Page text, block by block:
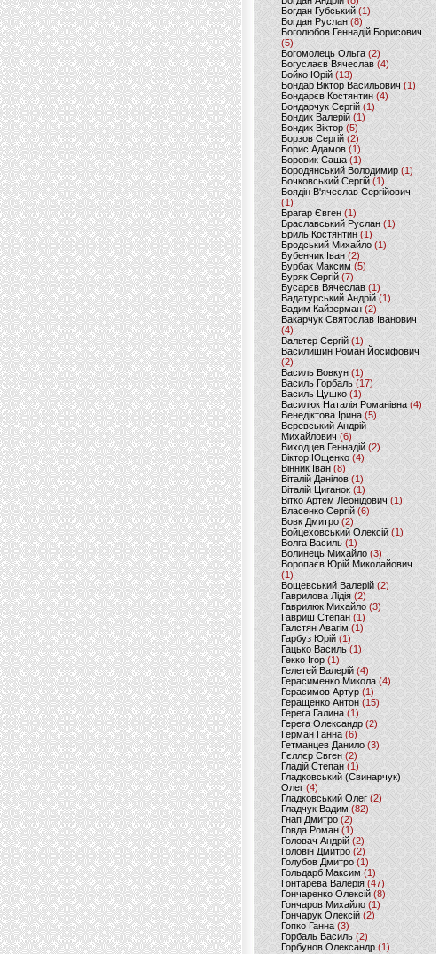
Богдан Губський (1)
Богдан Руслан(8)
Боголюбов Геннадій Борисович
(5)
Богомолець Ольга (2)
Богуслаєв Вячеслав (4)
Бойко Юрій (13)
Бондар Віктор Васильович (1)
Бондарєв Костянтин (4)
Бондарчук Сергій(1)
Бондик Валерій (1)
Бондик Віктор(5)
Борзов Сергiй (2)
Борис Адамов(1)
Боровик Саша (1)
Бородянський Володимир (1)
Бочковський Сергій (1)
Боядін В'ячеслав Сергійович
(1)
Брагар Євген (1)
Браславський Руслан (1)
Бриль Костянтин (1)
Бродський Михайло (1)
Бубенчик Іван(2)
Бурбак Максим (5)
Буряк Сергій (7)
Бусарєв Вячеслав (1)
Вадатурський Андрій (1)
Вадим Кайзерман (2)
Вакарчук Святослав Іванович
(4)
Вальтер Сергій (1)
Василишин Роман Йосифович
(2)
Василь Вовкун (1)
Василь Горбаль (17)
Василь Цушко (1)
Василюк Наталія Романівна (4)
Венедіктова Ірина(5)
Веревський Андрій
Михайлович (6)
Виходцев Геннадій (2)
Віктор Ющенко (4)
Вінник Іван (8)
Віталій Данілов (1)
Віталій Циганок (1)
Вітко Артем Леонідович(1)
Власенко Сергій (6)
Вовк Дмитро(2)
Войцеховський Олексій(1)
Волга Василь (1)
Волинець Михайло (3)
Воропаєв Юрій Миколайович
(1)
Вощевський Валерій(2)
Гаврилова Лідія (2)
Гаврилюк Михайло (3)
Гавриш Степан (1)
Галстян Авагім (1)
Гарбуз Юрій (1)
Гацько Василь (1)
Гекко Ігор(1)
Гелетей Валерій (4)
Герасименко Микола (4)
Герасимов Артур (1)
Геращенко Антон(15)
Герега Галина (1)
Герега Олександр (2)
Герман Ганна (6)
Гетманцев Данило (3)
Гєллєр Євген (2)
Гладій Степан(1)
Гладковський (Свинарчук)
Олег (4)
Гладковський Олег (2)
Гладчук Вадим (82)
Гнап Дмитро (2)
Говда Роман(1)
Головач Андрій (2)
Головін Дмитро (2)
Голубов Дмитро (1)
Гольдарб Максим(1)
Гонтарева Валерія (47)
Гончаренко Олексій(8)
Гончаров Михайло (1)
Гончарук Олексій (2)
Гопко Ганна (3)
Горбаль Василь (2)
Горбунов Олександр (1)